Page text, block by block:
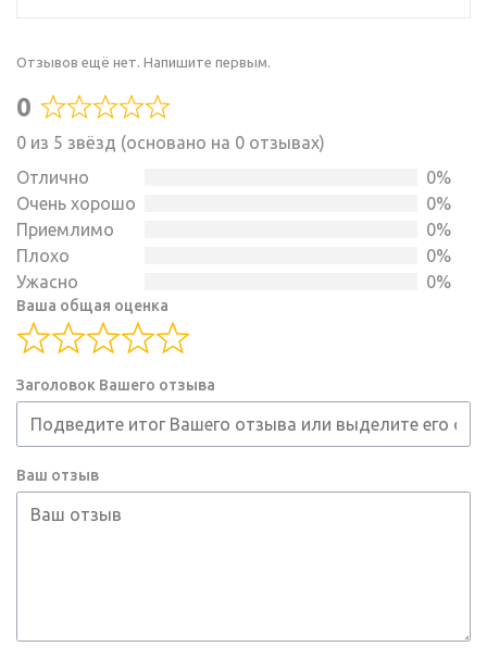
Отзывов ещё нет. Напишите первым.
0
Rated
0
out
of
5
0 из 5 звёзд (основано на 0 отзывах)
Отлично
0%
Очень хорошо
0%
Приемлимо
0%
Плохо
0%
Ужасно
0%
Ваша общая оценка
Заголовок Вашего отзыва
Ваш отзыв